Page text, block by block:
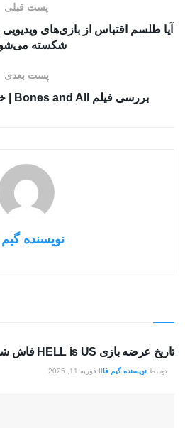
پست قبلی
شکسته
پست بعدی
بررسی فیلم Bones and All | خودخواریِ آدم خواران
نویسنده گیم
تاریخ عرضه بازی HELL is US فاش شد
توسط نویسنده گیم فا فوریه 11, 2025